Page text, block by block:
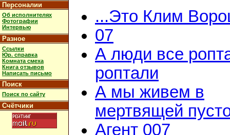
Персоналии
Об исполнителях
Фотографии
Интервью
Разное
Ссылки
Юр. справка
Комната смеха
Книга отзывов
Написать письмо
Поиск
Поиск по сайту
Счётчики
...Это Клим
07
А люди все
роптали
А мы живем в
мертвящей
Агент 007